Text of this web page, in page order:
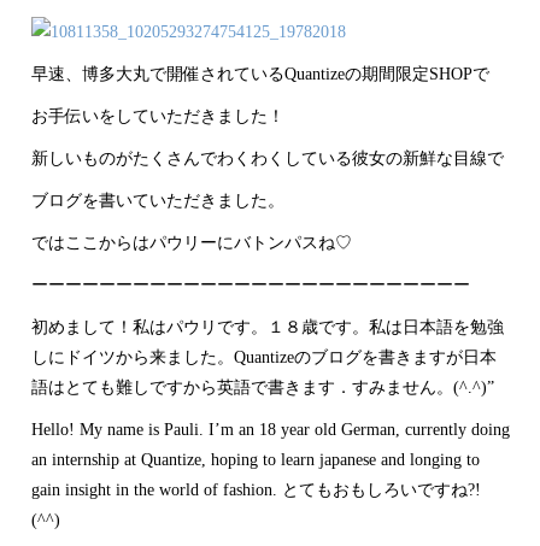
早速、博多大丸で開催されているQuantizeの期間限定SHOPで
お手伝いをしていただきました！
新しいものがたくさんでわくわくしている彼女の新鮮な目線で
ブログを書いていただきました。
ではここからはパウリーにバトンパスね♡
ーーーーーーーーーーーーーーーーーーーーーーーーーー
初めまして！私はパウリです。１８歳です。私は日本語を勉強
しにドイツから来ました。Quantizeのブログを書きますが日本
語はとても難しですから英語で書きます．すみません。(^.^)”
Hello! My name is Pauli. I’m an 18 year old German, currently doing
an internship at Quantize, hoping to learn japanese and longing to
gain insight in the world of fashion. とてもおもしろいですね?!
(^^)